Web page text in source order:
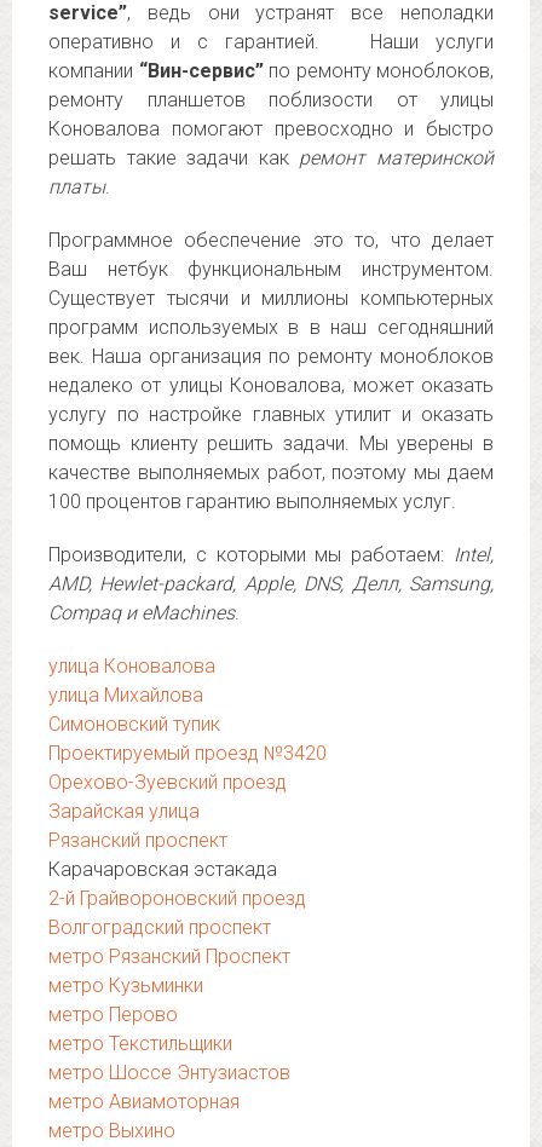
service”, ведь они устранят все неполадки
оперативно и с гарантией. Наши услуги
компании “Вин-сервис”по ремонту моноблоков,
ремонту планшетов поблизости от улицы
Коновалова помогают превосходно и быстро
решать такие задачи как ремонт материнской
платы.
Программное обеспечение это то, что делает
Ваш нетбук функциональным инструментом.
Существует тысячи и миллионы компьютерных
программ используемых в в наш сегодняшний
век. Наша организация по ремонту моноблоков
недалеко от улицы Коновалова, может оказать
услугу по настройке главных утилит и оказать
помощь клиенту решить задачи. Мы уверены в
качестве выполняемых работ, поэтому мы даем
100 процентов гарантию выполняемых услуг.
Производители, с которыми мы работаем: Intel,
AMD, Hewlet-packard, Apple, DNS, Делл, Samsung,
Compaq и eMachines.
улица Коновалова
улица Михайлова
Симоновский тупик
Проектируемый проезд №3420
Орехово-Зуевский проезд
Зарайская улица
Рязанский проспект
Карачаровская эстакада
2-й Грайвороновский проезд
Волгоградский проспект
метро Рязанский Проспект
метро Кузьминки
метро Перово
метро Текстильщики
метро Шоссе Энтузиастов
метро Авиамоторная
метро Выхино